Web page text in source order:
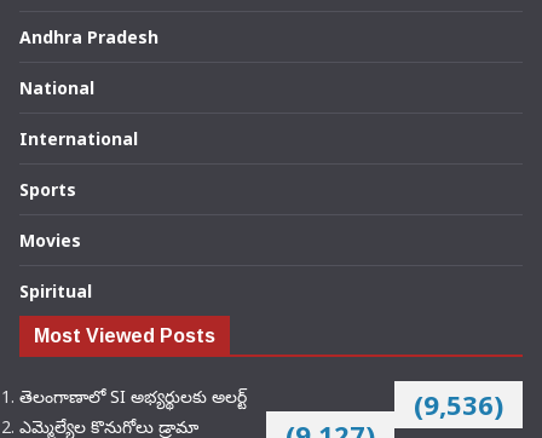
Andhra Pradesh
National
International
Sports
Movies
Spiritual
Most Viewed Posts
తెలంగాణాలో SI అభ్యర్థులకు అలర్ట్ (9,536)
ఎమ్మెల్యేల కొనుగోలు డ్రామా